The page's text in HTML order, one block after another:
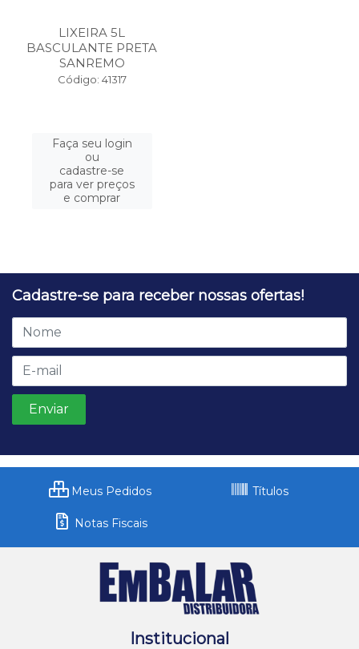
LIXEIRA 5L
BASCULANTE PRETA
SANREMO
Código: 41317
Faça seu login
ou
cadastre-se
para ver preços
e comprar
Cadastre-se para receber nossas ofertas!
Meus Pedidos Títulos
Notas Fiscais
Institucional